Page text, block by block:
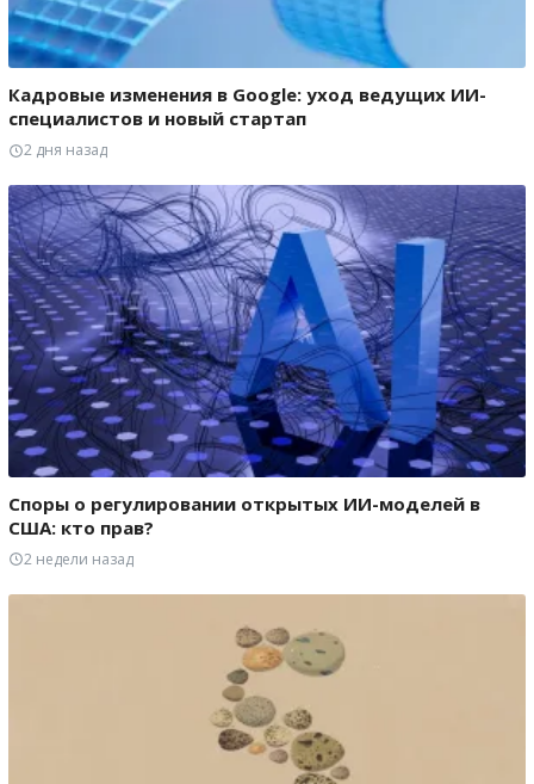
Кадровые изменения в Google: уход ведущих ИИ-
специалистов и новый стартап
2 дня назад
Споры о регулировании открытых ИИ-моделей в
США: кто прав?
2 недели назад